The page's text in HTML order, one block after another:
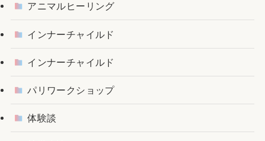
アニマルヒーリング
インナーチャイルド
インナーチャイルド
パリワークショップ
体験談